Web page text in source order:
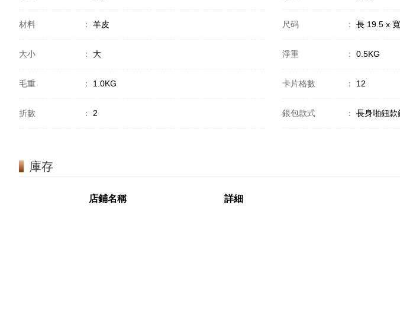
材料 ： 羊皮 尺码 ： 長 19.5 x
大小 ： 大 淨重 ： 0.5KG
毛重 ： 1.0KG 卡片格數 ： 12
折數 ： 2 銀包款式 ： 長身啪鈕款
庫存
店鋪名稱 詳細